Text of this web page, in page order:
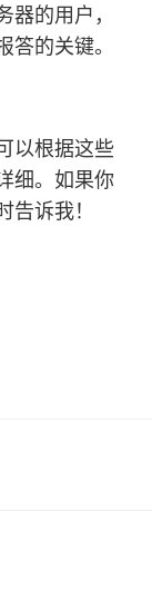
器的用户，
答的关键。
以根据这些
细。如果你
告诉我！